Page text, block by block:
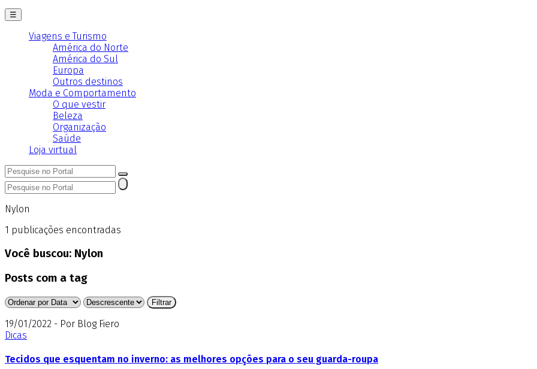
☰
Viagens e Turismo
América do Norte
América do Sul
Europa
Outros destinos
Moda e Comportamento
O que vestir
Beleza
Organização
Saúde
Loja virtual
Nylon
1 publicações encontradas
Você buscou: Nylon
Posts com a tag
19/01/2022 - Por Blog Fiero
Dicas
Tecidos que esquentam no inverno: as melhores opções para o seu guarda-roupa